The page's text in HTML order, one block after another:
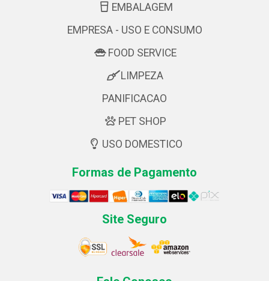
EMBALAGEM
EMPRESA - USO E CONSUMO
FOOD SERVICE
LIMPEZA
PANIFICACAO
PET SHOP
USO DOMESTICO
Formas de Pagamento
Site Seguro